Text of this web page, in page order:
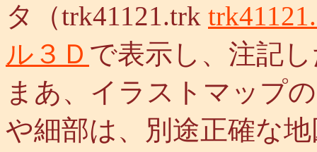
タ（trk41121.trk
ル３Ｄ で表示し、注記
まあ、イラストマップ
や細部は、別途正確な